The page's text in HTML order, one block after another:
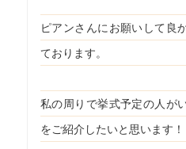
ピアンさんにお願いして良
ております。
私の周りで挙式予定の人が
をご紹介したいと思います！